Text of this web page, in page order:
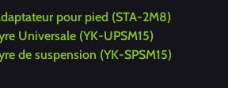
pour pied (STA-2M8)
Universale (YK-UPSM15)
de suspension (YK-SPSM15)